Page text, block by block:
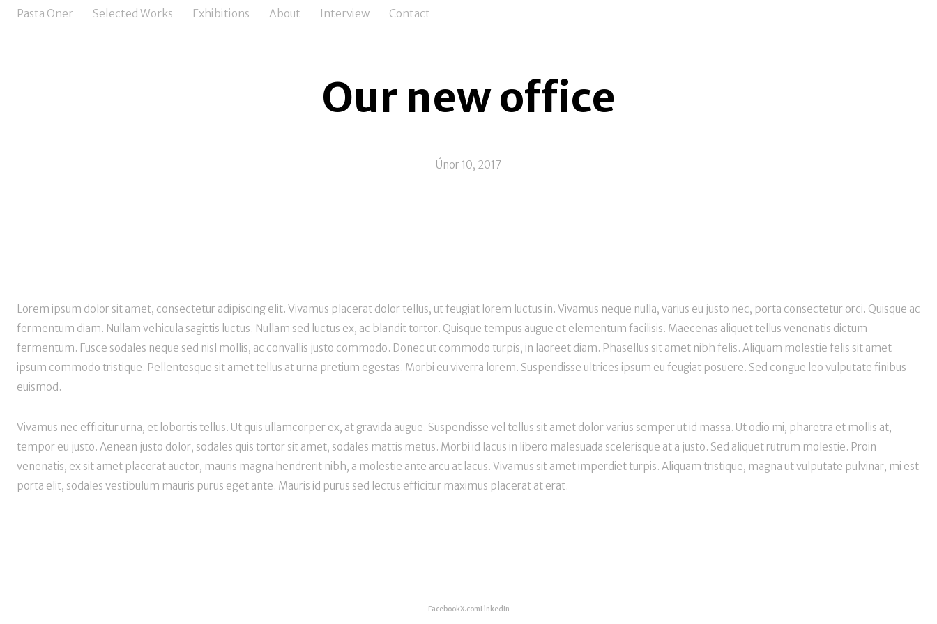
Pasta Oner Selected Works Exhibitions About Interview Contact
Our new office
Únor 10, 2017
Lorem ipsum dolor sit amet, consectetur adipiscing elit. Vivamus placerat dolor tellus, ut feugiat lorem luctus in. Vivamus neque nulla, varius eu justo nec, porta consectetur orci. Quisque ac
fermentum diam. Nullam vehicula sagittis luctus. Nullam sed luctus ex, ac blandit tortor. Quisque tempus augue et elementum facilisis. Maecenas aliquet tellus venenatis dictum
fermentum. Fusce sodales neque sed nisl mollis, ac convallis justo commodo. Donec ut commodo turpis, in laoreet diam. Phasellus sit amet nibh felis. Aliquam molestie felis sit amet
ipsum commodo tristique. Pellentesque sit amet tellus at urna pretium egestas. Morbi eu viverra lorem. Suspendisse ultrices ipsum eu feugiat posuere. Sed congue leo vulputate finibus
euismod.
Vivamus nec efficitur urna, et lobortis tellus. Ut quis ullamcorper ex, at gravida augue. Suspendisse vel tellus sit amet dolor varius semper ut id massa. Ut odio mi, pharetra et mollis at,
tempor eu justo. Aenean justo dolor, sodales quis tortor sit amet, sodales mattis metus. Morbi id lacus in libero malesuada scelerisque at a justo. Sed aliquet rutrum molestie. Proin
venenatis, ex sit amet placerat auctor, mauris magna hendrerit nibh, a molestie ante arcu at lacus. Vivamus sit amet imperdiet turpis. Aliquam tristique, magna ut vulputate pulvinar, mi est
porta elit, sodales vestibulum mauris purus eget ante. Mauris id purus sed lectus efficitur maximus placerat at erat.
FacebookX.com LinkedIn